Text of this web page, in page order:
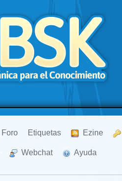
Foro Etiquetas Ezine
Webchat Ayuda